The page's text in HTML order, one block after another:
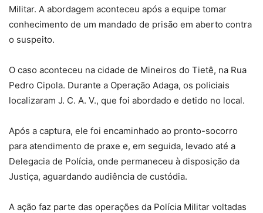
Militar. A abordagem aconteceu após a equipe tomar
conhecimento de um mandado de prisão em aberto contra
o suspeito.
O caso aconteceu na cidade de Mineiros do Tietê, na Rua
Pedro Cipola. Durante a Operação Adaga, os policiais
localizaram J. C. A. V., que foi abordado e detido no local.
Após a captura, ele foi encaminhado ao pronto-socorro
para atendimento de praxe e, em seguida, levado até a
Delegacia de Polícia, onde permaneceu à disposição da
Justiça, aguardando audiência de custódia.
A ação faz parte das operações da Polícia Militar voltadas